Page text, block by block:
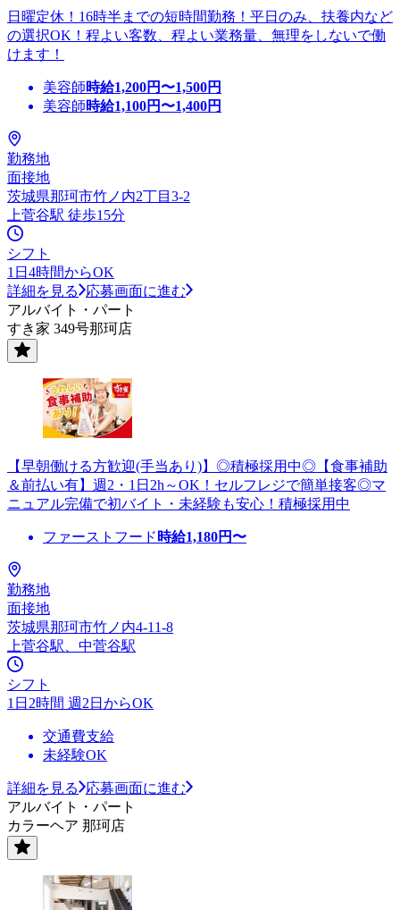
日曜定休！16時半までの短時間勤務！平日のみ、扶養内など
の選択OK！程よい客数、程よい業務量、無理をしないで働
けます！
美容師時給1,200円〜1,500円
美容師時給1,100円〜1,400円
勤務地
面接地
茨城県那珂市竹ノ内2丁目3-2
上菅谷駅 徒歩15分
シフト
1日4時間からOK
詳細を見る
応募画面に進む
アルバイト・パート
すき家 349号那珂店
【早朝働ける方歓迎(手当あり)】◎積極採用中◎【食事補助
＆前払い有】週2・1日2h～OK！セルフレジで簡単接客◎マ
ニュアル完備で初バイト・未経験も安心！積極採用中
ファーストフード 時給1,180円〜
勤務地
面接地
茨城県那珂市竹ノ内4-11-8
上菅谷駅、中菅谷駅
シフト
1日2時間 週2日からOK
交通費支給
未経験OK
詳細を見る
応募画面に進む
アルバイト・パート
カラーヘア 那珂店